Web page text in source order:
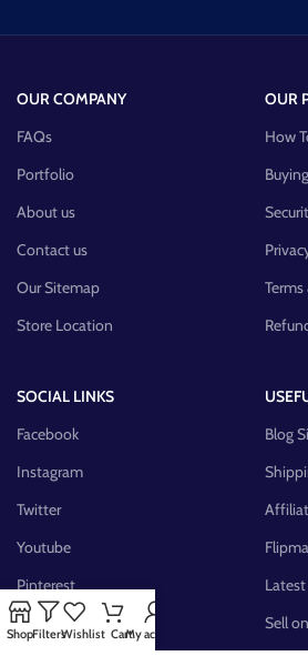
OUR COMPANY
FAQs
Portfolio
About us
Contact us
Our Sitemap
Store Location
OUR
How
SOCIAL LINKS
Facebook
Instagram
Twitter
Youtube
Pinterest
FB Group
Blog
Sell
ShopFiltersWishlist CartMy account